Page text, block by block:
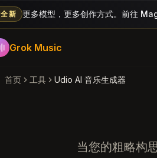
全新 更多模型，更多创作方式。前往
Grok Music
首页 工具 Udio AI 音乐生成器
当您的粗略构